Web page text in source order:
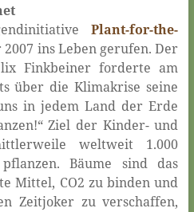
Plant-for-the-
ins Leben gerufen. Der
Finkbeiner forderte am
über die Klimakrise seine
in jedem Land der Erde
Ziel der Kinder- und
weltweit 1.000
Bäume sind das
Mittel, CO2 zu binden und
Zeitjoker zu verschaffen,